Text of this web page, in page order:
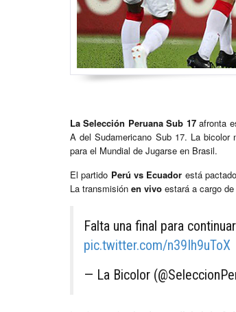
La Selección Peruana Sub 17afronta
A del Sudamericano Sub 17. La
para el Mundial de Jugarse en Brasil.
El partido Perú vs Ecuador está
La transmisión en vivo estará a cargo
Falta una final para
pic.twitter.com/n39Ih9uToX
— La Bicolor